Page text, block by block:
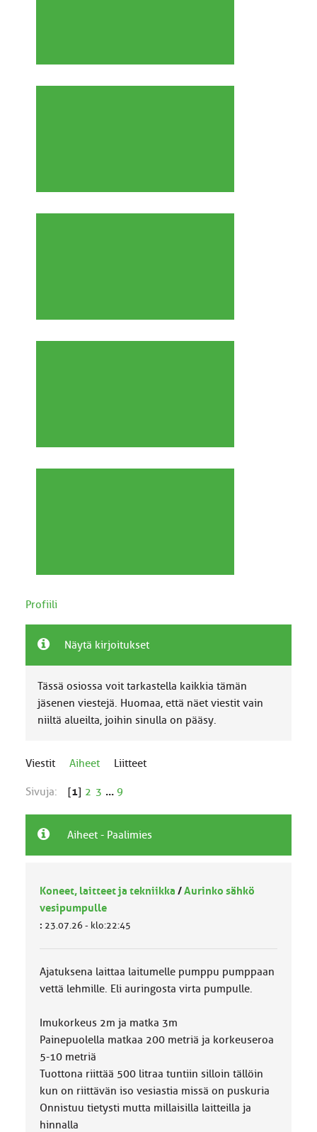
Profiili
Näytä kirjoitukset
Tässä osiossa voit tarkastella kaikkia tämän
jäsenen viestejä. Huomaa, että näet viestit vain
niiltä alueilta, joihin sinulla on pääsy.
Viestit Aiheet Liitteet
Sivuja: [1] 2 3 ... 9
Aiheet - Paalimies
Koneet, laitteet ja tekniikka /Aurinko sähkö
vesipumpulle
: 23.07.26 - klo:22:45
Ajatuksena laittaa laitumelle pumppu pumppaan
vettä lehmille. Eli auringosta virta pumpulle.
Imukorkeus 2m ja matka 3m
Painepuolella matkaa 200 metriä ja korkeuseroa
5-10 metriä
Tuottona riittää 500 litraa tuntiin silloin tällöin
kun on riittävän iso vesiastia missä on puskuria
Onnistuu tietysti mutta millaisilla laitteilla ja
hinnalla